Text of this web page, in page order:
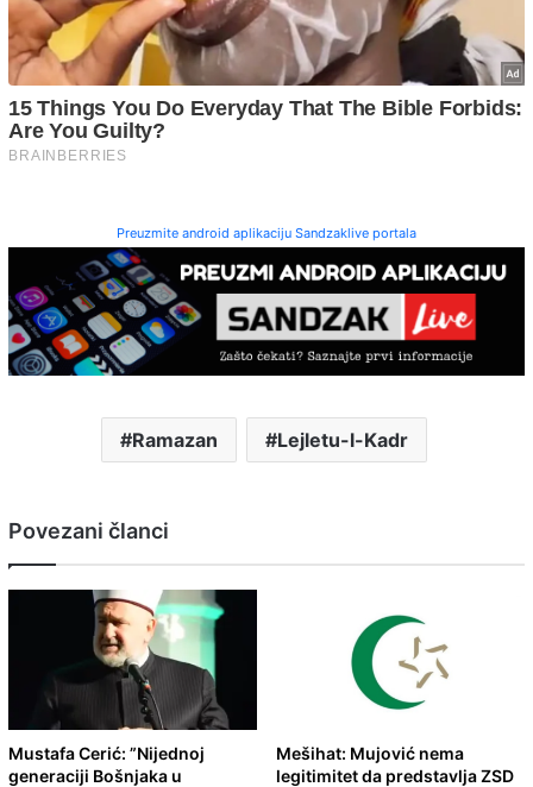
Preuzmite android aplikaciju Sandzaklive portala
Ramazan Lejletu-l-Kadr
Povezani članci
Mustafa Cerić: ”Nijednoj
generaciji Bošnjaka u
Mešihat: Mujović nema
legitimitet da predstavlja ZSD